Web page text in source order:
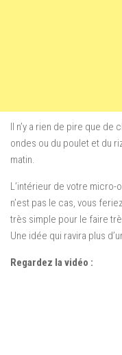
Il n’y a rien de pire que
ondes ou du poulet et du
matin.
L’intérieur de votre
n’est pas le cas, vous
très simple pour le faire
Une idée qui ravira plus
Regardez la vidéo :